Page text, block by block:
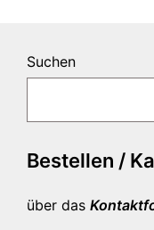
Suchen
Bestellen /
über das